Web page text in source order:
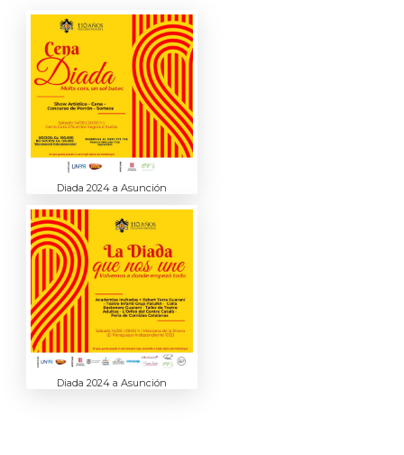
Diada 2024 a Asunción
Diada 2024 a Asunción